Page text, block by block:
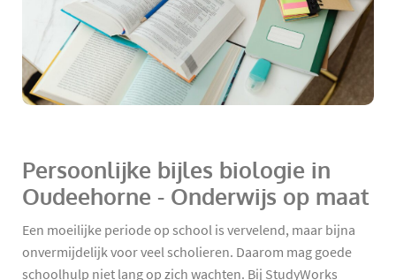
Persoonlijke bijles biologie in
Oudeehorne - Onderwijs op maat
Een moeilijke periode op school is vervelend, maar bijna
onvermijdelijk voor veel scholieren. Daarom mag goede
schoolhulp niet lang op zich wachten. Bij StudyWorks